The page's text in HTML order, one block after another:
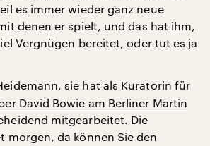
es immer wieder ganz neue
denen er spielt, und das hat ihm,
Vergnügen bereitet, oder tut es ja
sie hat als Kuratorin für
David Bowie am Berliner Martin
mitgearbeitet. Die
morgen, da können Sie den